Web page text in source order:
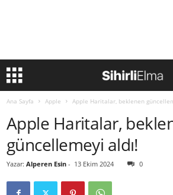
Ana Sayfa Apple Apple Haritalar, beklenen
Apple Haritalar,
güncellemeyi aldı!
Yazar: Alperen Esin - 13 Ekim 2024 0